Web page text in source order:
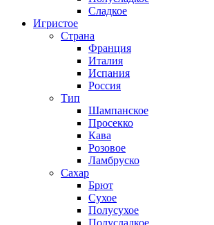
Сладкое
Игристое
Страна
Франция
Италия
Испания
Россия
Тип
Шампанское
Просекко
Кава
Розовое
Ламбруско
Сахар
Брют
Сухое
Полусухое
Полусладкое